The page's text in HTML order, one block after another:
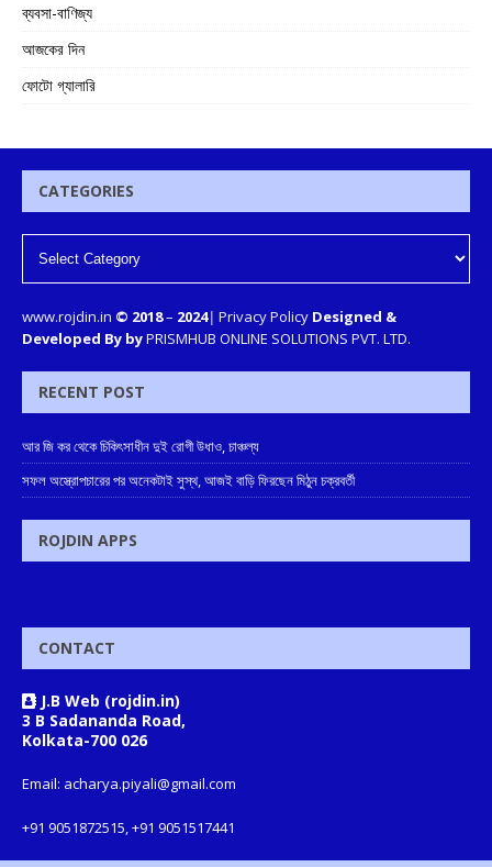
ব্যবসা-বাণিজ্য
আজকের দিন
ফোটো গ্যালারি
CATEGORIES
www.rojdin.in © 2018– 2024| Privacy Policy Designed &
Developed By byPRISMHUB ONLINE SOLUTIONS PVT. LTD.
RECENT POST
আর জি কর থেকে চিকিৎসাধীন দুই রোগী উধাও, চাঞ্চল্য
সফল অস্ত্রোপচারের পর অনেকটাই সুস্থ, আজই বাড়ি ফিরছেন মিঠুন চক্রবর্তী
ROJDIN APPS
CONTACT
J.B Web (rojdin.in)
3 B Sadananda Road,
Kolkata-700 026
Email: acharya.piyali@gmail.com
+91 9051872515, +91 9051517441